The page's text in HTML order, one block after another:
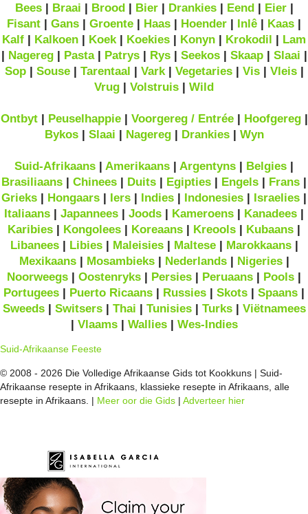
Bees| Braai | Brood| Bier| Drankies| Eend| Eier|
Fisant | Gans | Groente | Haas | Hoender | Inlê | Kaas |
Kalf | Kalkoen | Koek | Koekies | Konyn | Krokodil | Lam
| Nagereg| Pasta| Patrys| Rys| Seekos| Skaap| Slaai |
Sop| Souse| Tarentaal | Vark| Vegetaries| Vis| Vleis|
Vrug | Volstruis | Wild
Ontbyt| Peuselhappie| Voorgereg / Entrée| Hoofgereg|
Bykos| Slaai | Nagereg| Drankies| Wyn
Suid-Afrikaans | Amerikaans | Argentyns | Belgies |
Brasiliaans | Chinees | Duits | Egipties | Engels | Frans |
Grieks | Hongaars | Iers | Indies | Indonesies | Israelies |
Italiaans | Japannees | Joods | Kameroens | Kanadees |
Karibies | Kongolees | Koreaans | Kreools | Kubaans |
Libanees| Libies| Maleisies| Maltese| Marokkaans|
Mexikaans| Mosambieks| Nederlands| Nigeries|
Noorweegs | Oostenryks | Persies | Peruaans | Pools |
Portugees | Puerto Ricaans | Russies | Skots | Spaans |
Sweeds| Switsers| Thai | Tunisies| Turks| Viëtnamees
| Vlaams| Wallies| Wes-Indies
Suid-Afrikaanse Feeste
© 2008 - 2026 Die Volledige Afrikaanse Gids tot Kookkuns | Suid-
Afrikaanse resepte in Afrikaans, klassieke resepte in Afrikaans, alle
resepte in Afrikaans. | Meer oor die Gids | Adverteer hier